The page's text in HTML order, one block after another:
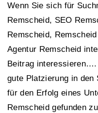
Wenn Sie sich für
Remscheid, SEO
Remscheid,
Agentur Remscheid
Beitrag
gute Platzierung in den
für den Erfolg eines
Remscheid gefunden